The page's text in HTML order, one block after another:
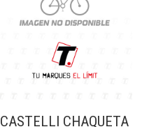
CASTELLI CHAQUETA